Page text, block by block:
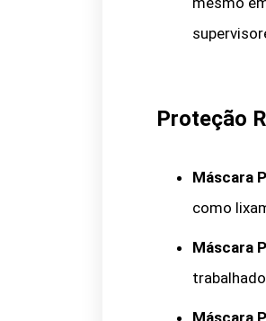
Proteção
Máscara
como
Máscara
Máscara